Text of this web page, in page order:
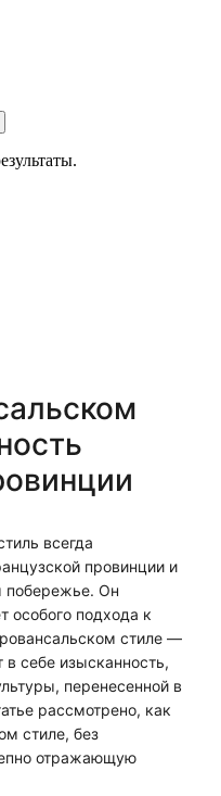
всегда
провинции и
побережье. Он
особого подхода к
стиле —
себе изысканность,
перенесенной в
рассмотрено, как
стиле, без
отражающую